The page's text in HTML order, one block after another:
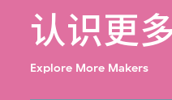
认识更
Explore More Makers